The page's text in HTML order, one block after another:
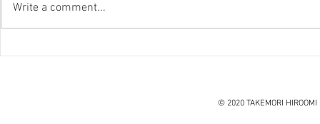
『笑う住宅
Write a comment...
© 2020 TAKEMORI